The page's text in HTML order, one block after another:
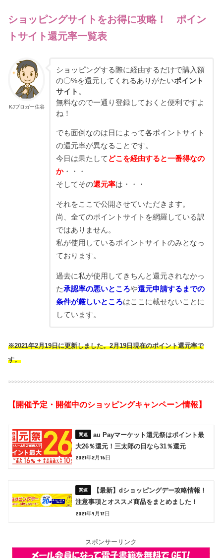
ショッピングサイトをお得に攻略！ ポイン
トサイト還元率一覧表
KJブロガー住谷
ショッピングする際に経由するだけで購入額
の〇%を還元してくれるありがたいポイント
サイト 。
無料なので一通り登録しておくと便利ですよ
ね！
でも面倒なのは日によって各ポイントサイト
の還元率が異なることです。
今日は果たして どこを経由すると一番得なの
か・・・
そしてその還元率は・・・
それをここで公開させていただきます。
尚、全てのポイントサイトを網羅している訳
ではありません。
私が使用しているポイントサイトのみとなっ
ております。
過去に私が使用してきちんと還元されなかっ
た承認率の悪いところや還元申請するまでの
条件が厳しいところはここに載せないことに
しています。
※2021年2月19日に更新しました。2月19日現在のポイント還元率で
す。
【開催予定・開催中のショッピングキャンペーン情報】
au Payマーケット還元祭はポイント最
大26％還元！三太郎の日なら31％還元
2021年2月16日
【最新】dショッピングデー攻略情報！
注意事項とオススメ商品をまとめました！
2021年9月17日
スポンサーリンク